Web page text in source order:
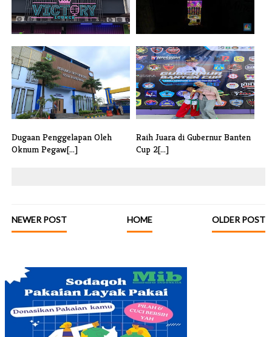
Merasa di Manfaatkan,
Konsumen Vict[...]
Dugaan Praktik Perjudian di
Dazz X [...]
Dugaan Penggelapan Oleh
Oknum Pegaw[...]
Raih Juara di Gubernur Banten
Cup 2[...]
NEWER POST OLDER POST
HOME